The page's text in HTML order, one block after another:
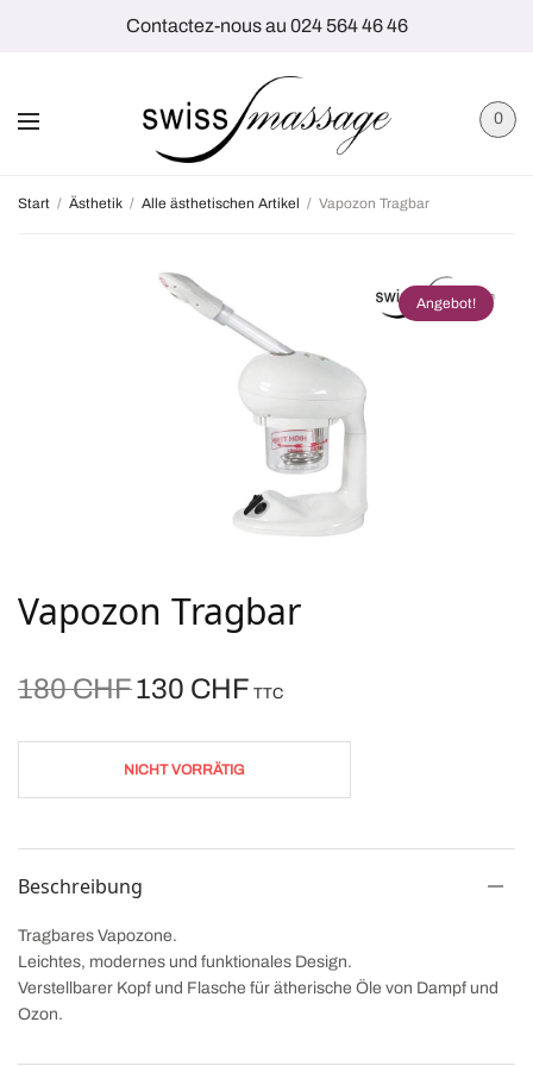
Contactez-nous au 024 564 46 46
0
Start / Ästhetik / Alle ästhetischen Artikel / Vapozon Tragbar
Angebot!
Vapozon Tragbar
180CHF Ursprünglicher
180 CHF
130 CHF
130 CHF.
TTC
NICHT VORRÄTIG
Beschreibung
Tragbares Vapozone.
Leichtes, modernes und funktionales Design.
Verstellbarer Kopf und Flasche für ätherische Öle von Dampf und
Ozon.